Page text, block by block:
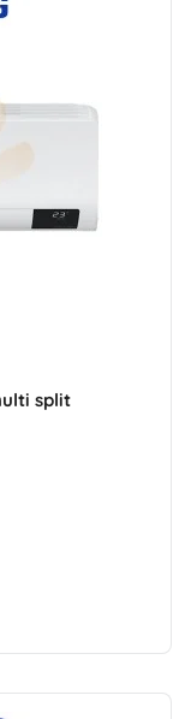
split